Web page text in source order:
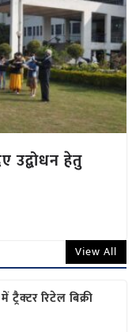
उद्बोधन हेतु
View All
रिटेल बिक्री